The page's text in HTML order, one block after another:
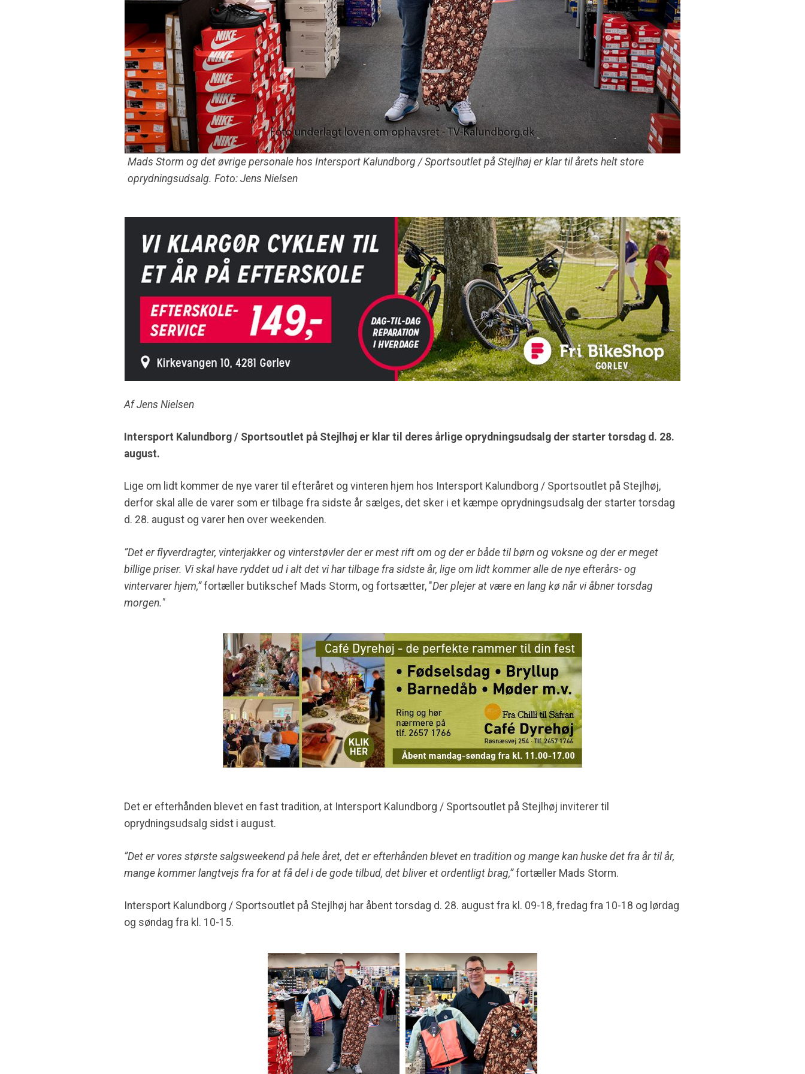
Mads Storm og det øvrige personale hos Intersport Kalundborg / Sportsoutlet på Stejlhøj er klar til årets helt store
oprydningsudsalg. Foto: Jens Nielsen
Af Jens Nielsen
Intersport Kalundborg / Sportsoutlet på Stejlhøj er klar til deres årlige oprydningsudsalg der starter torsdag d. 28.
august.
Lige om lidt kommer de nye varer til efteråret og vinteren hjem hos Intersport Kalundborg / Sportsoutlet på Stejlhøj,
derfor skal alle de varer som er tilbage fra sidste år sælges, det sker i et kæmpe oprydningsudsalg der starter torsdag
d. 28. august og varer hen over weekenden.
”Det er flyverdragter, vinterjakker og vinterstøvler der er mest rift om og der er både til børn og voksne og der er meget
billige priser. Vi skal have ryddet ud i alt det vi har tilbage fra sidste år, lige om lidt kommer alle de nye efterårs- og
vintervarer hjem,”fortæller butikschef Mads Storm, og fortsætter, "Der plejer at være en lang kø når vi åbner torsdag
morgen."
Det er efterhånden blevet en fast tradition, at Intersport Kalundborg / Sportsoutlet på Stejlhøj inviterer til
oprydningsudsalg sidst i august.
”Det er vores største salgsweekend på hele året, det er efterhånden blevet en tradition og mange kan huske det fra år til år,
mange kommer langtvejs fra for at få del i de gode tilbud, det bliver et ordentligt brag,”fortæller Mads Storm.
Intersport Kalundborg / Sportsoutlet på Stejlhøj har åbent torsdag d. 28. august fra kl. 09-18, fredag fra 10-18 og lørdag
og søndag fra kl. 10-15.